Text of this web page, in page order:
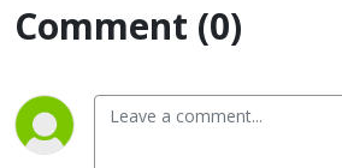
Comment (0)